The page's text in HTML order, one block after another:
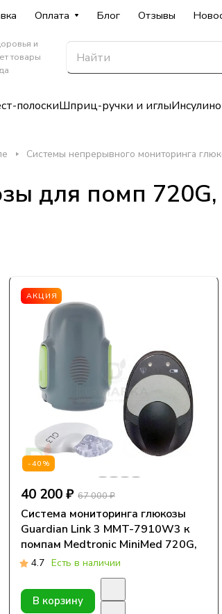
Оплата Блог Отзывы
и
товары
полоскиШприц-ручки и иглы
Системы непрерывного мониторинга
для помп
АКЦИЯ
-40%
40 200 ₽ 67 000 ₽
Система мониторинга глюкозы
Guardian Link 3 MMT-7910W3 к
помпам Medtronic MiniMed 720G,
740G, 780G, 1 шт.
4.7 Есть в наличии
В корзину